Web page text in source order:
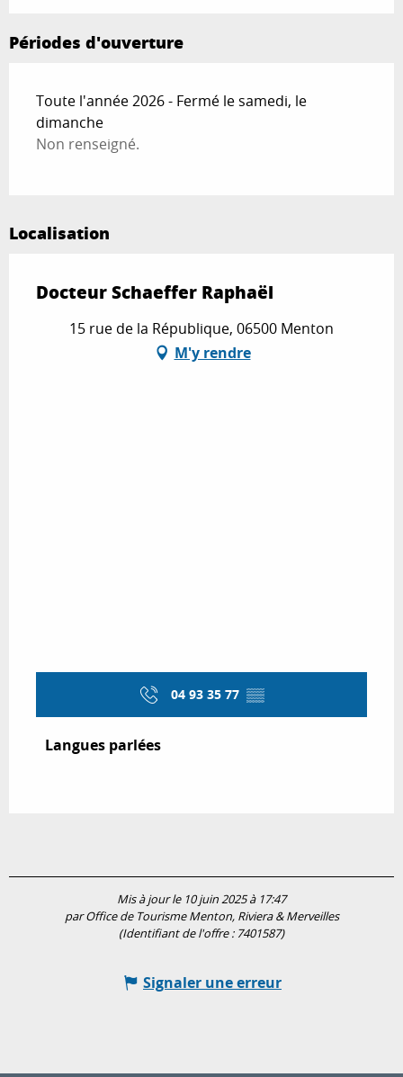
Périodes d'ouverture
Toute l'année 2026 - Fermé le samedi, le
dimanche
Non renseigné.
Localisation
Docteur Schaeffer Raphaël
15 rue de la République, 06500 Menton
M'y rendre
04 93 35 77 ▒▒
Langues parlées
Langues parlées
Mis à jour le 10 juin 2025 à 17:47
par Office de Tourisme Menton, Riviera & Merveilles
(Identifiant de l'offre : 7401587)
Signaler une erreur